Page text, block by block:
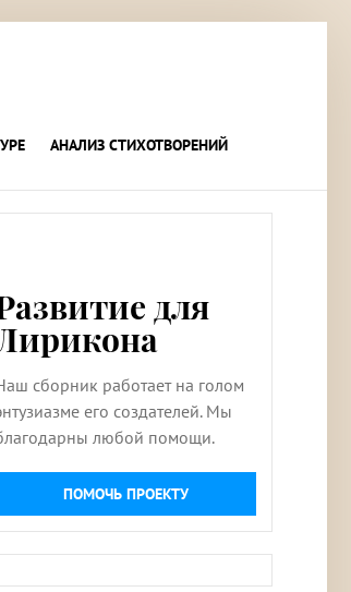
АНАЛИЗ СТИХОТВОРЕНИЙ
для
сборник работает на голом
его создателей. Мы
любой помощи.
ПОМОЧЬ ПРОЕКТУ